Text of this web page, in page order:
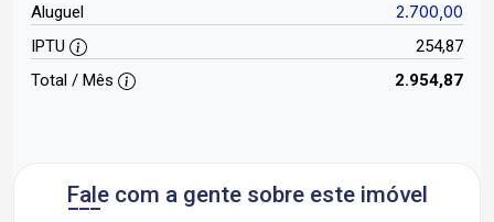
Aluguel 2.700,00
IPTU
254,87
Total / Mês
2.954,87
Fale com a gente sobre este imóvel